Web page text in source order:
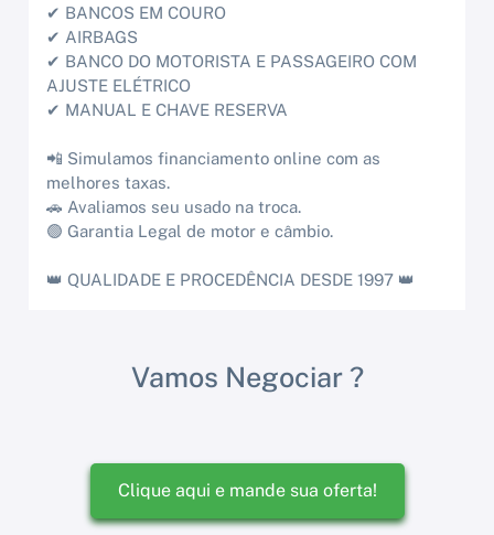
✔ BANCOS EM COURO
✔ AIRBAGS
✔ BANCO DO MOTORISTA E PASSAGEIRO COM
AJUSTE ELÉTRICO
✔ MANUAL E CHAVE RESERVA
📲 Simulamos financiamento online com as
melhores taxas.
🚗 Avaliamos seu usado na troca.
🟢 Garantia Legal de motor e câmbio.
👑 QUALIDADE E PROCEDÊNCIA DESDE 1997 👑
Vamos Negociar ?
Clique aqui e mande sua oferta!